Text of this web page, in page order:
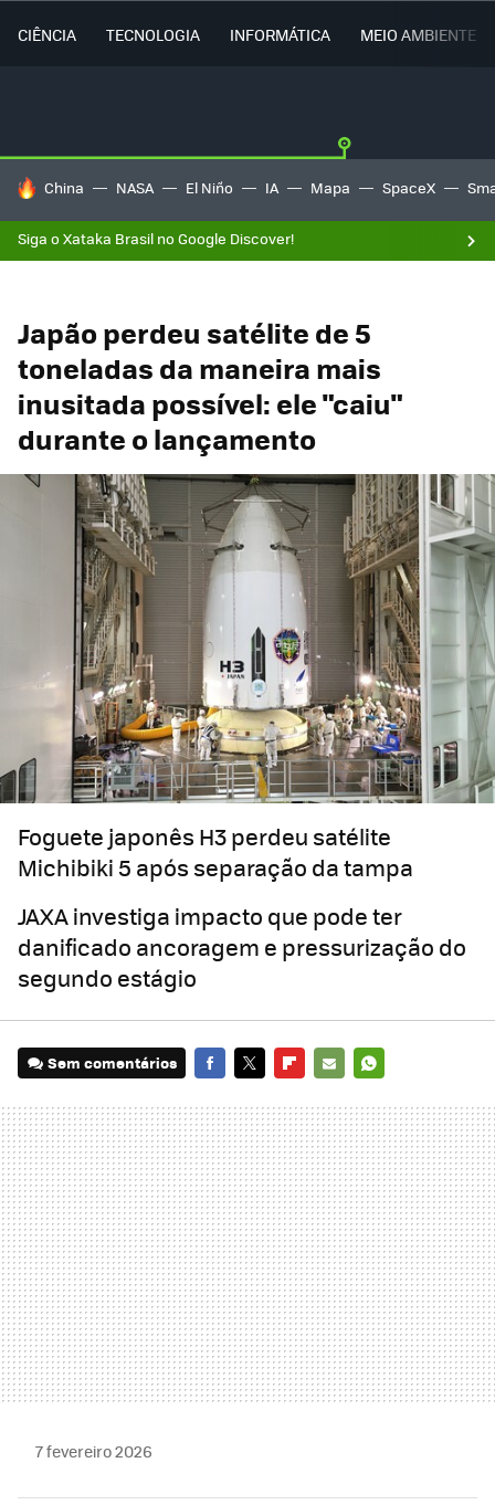
CIÊNCIA TECNOLOGIA INFORMÁTICA MEIO AMBIENTE
TENDÊNCIAS DO DIA
China NASA El Niño IA Mapa SpaceX
Siga o Xataka Brasil no Google Discover!
Japão perdeu satélite de 5
toneladas da maneira mais
inusitada possível: ele "caiu"
durante o lançamento
Foguete japonês H3 perdeu satélite
Michibiki 5 após separação da tampa
JAXA investiga impacto que pode ter
danificado ancoragem e pressurização do
segundo estágio
Sem comentários
MAIL
7 fevereiro 2026